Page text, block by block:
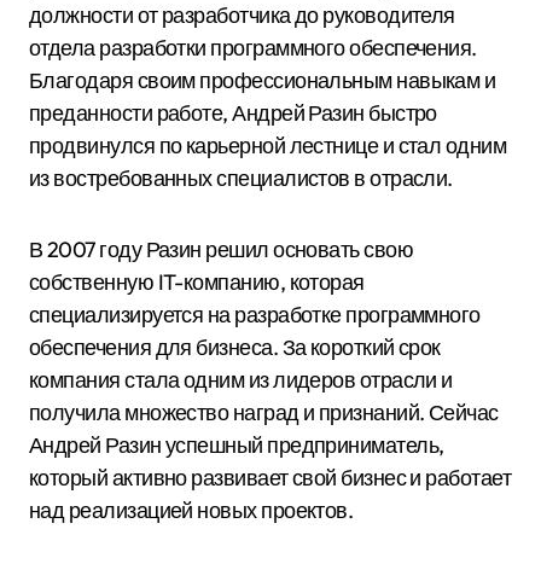
должности от разработчика до руководителя
отдела разработки программного обеспечения.
Благодаря своим профессиональным навыкам и
преданности работе, Андрей Разин быстро
продвинулся по карьерной лестнице и стал одним
из востребованных специалистов в отрасли.
В 2007 году Разин решил основать свою
собственную IT-компанию, которая
специализируется на разработке программного
обеспечения для бизнеса. За короткий срок
компания стала одним из лидеров отрасли и
получила множество наград и признаний. Сейчас
Андрей Разин успешный предприниматель,
который активно развивает свой бизнес и работает
над реализацией новых проектов.